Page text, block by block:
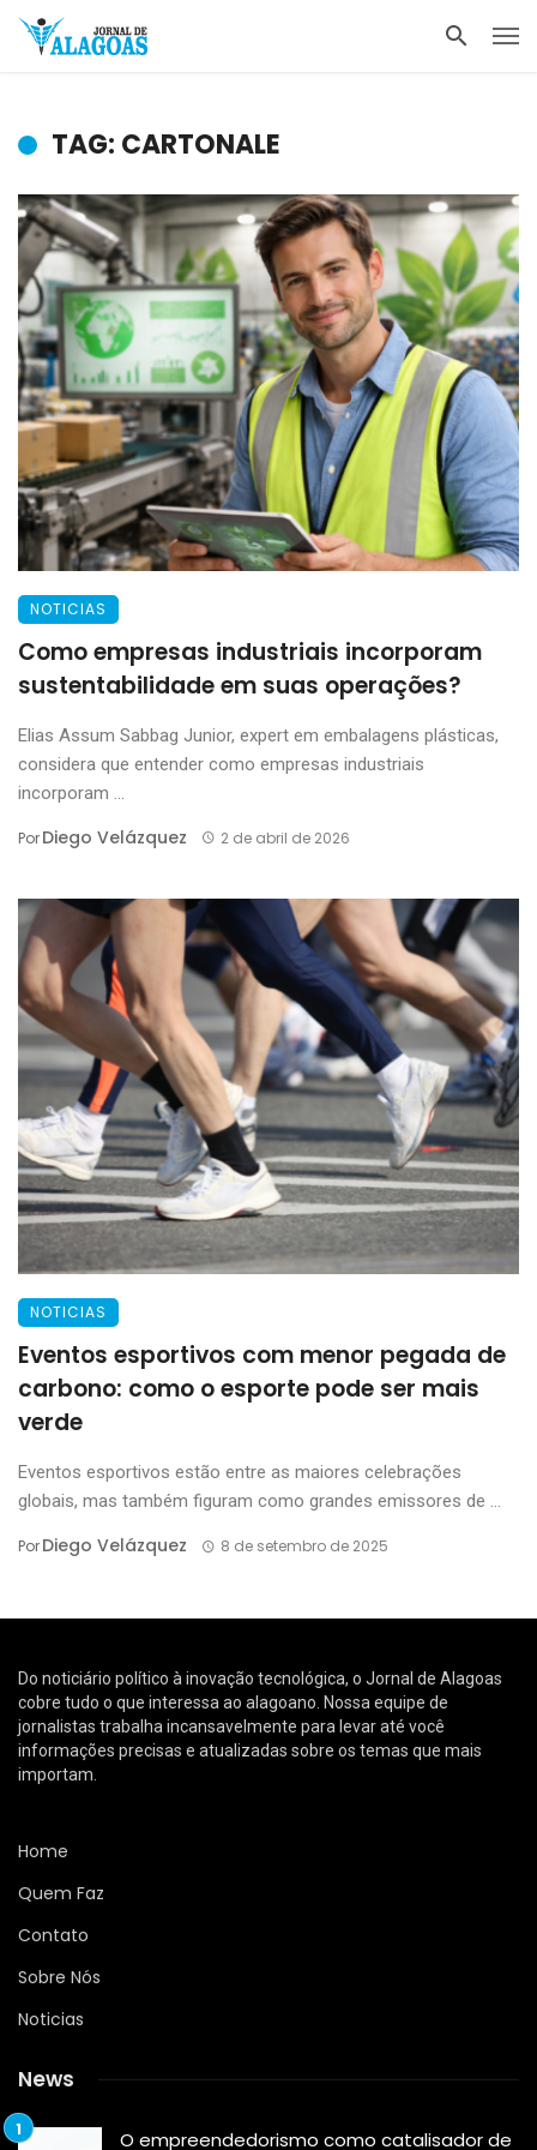
TAG: CARTONALE
NOTICIAS
Como empresas industriais incorporam
sustentabilidade em suas operações?
Elias Assum Sabbag Junior, expert em embalagens plásticas,
considera que entender como empresas industriais
incorporam ...
PorDiego Velázquez 2 de abril de 2026
NOTICIAS
Eventos esportivos com menor pegada de
carbono: como o esporte pode ser mais
verde
Eventos esportivos estão entre as maiores celebrações
globais, mas também figuram como grandes emissores de ...
PorDiego Velázquez 8 de setembro de 2025
Do noticiário político à inovação tecnológica, o Jornal de Alagoas
cobre tudo o que interessa ao alagoano. Nossa equipe de
jornalistas trabalha incansavelmente para levar até você
informações precisas e atualizadas sobre os temas que mais
importam.
Home
Quem Faz
Contato
Sobre Nós
Noticias
News
O empreendedorismo como catalisador de